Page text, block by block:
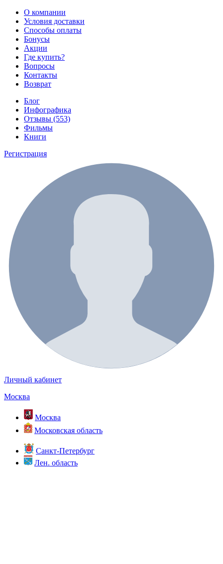
О компании
Условия доставки
Способы оплаты
Бонусы
Акции
Где купить?
Вопросы
Контакты
Возврат
Блог
Инфографика
Отзывы (553)
Фильмы
Книги
Регистрация
Личный кабинет
Москва
Москва
Московская область
Санкт-Петербург
Лен. область